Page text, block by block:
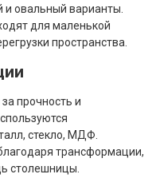
и овальный варианты.
для маленькой
пространства.
прочность и
стекло, МДФ.
трансформации,
столешницы.